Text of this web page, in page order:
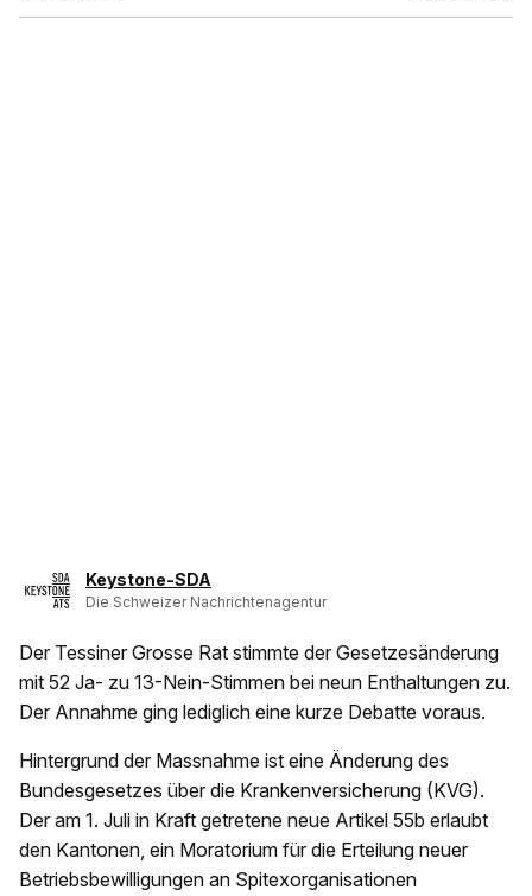
Keystone-SDA
Die Schweizer Nachrichtenagentur
Der Tessiner Grosse Rat stimmte der Gesetzesänderung
mit 52 Ja- zu 13-Nein-Stimmen bei neun Enthaltungen zu.
Der Annahme ging lediglich eine kurze Debatte voraus.
Hintergrund der Massnahme ist eine Änderung des
Bundesgesetzes über die Krankenversicherung (KVG).
Der am 1. Juli in Kraft getretene neue Artikel 55b erlaubt
den Kantonen, ein Moratorium für die Erteilung neuer
Betriebsbewilligungen an Spitexorganisationen